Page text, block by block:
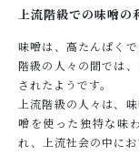
上流階級での味噌の
味噌は、高たんぱく
階級の人々の間では
されたようです。
上流階級の人々は、
噌を使った独特な味
れ、上流社会の中に